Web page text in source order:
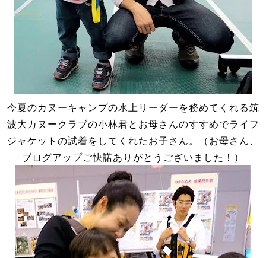
今夏のカヌーキャンプの水上リーダーを務めてくれる筑
波大カヌークラブの小林君とお母さんのすすめでライフ
ジャケットの試着をしてくれたお子さん。（お母さん、
ブログアップご快諾ありがとうございました！）